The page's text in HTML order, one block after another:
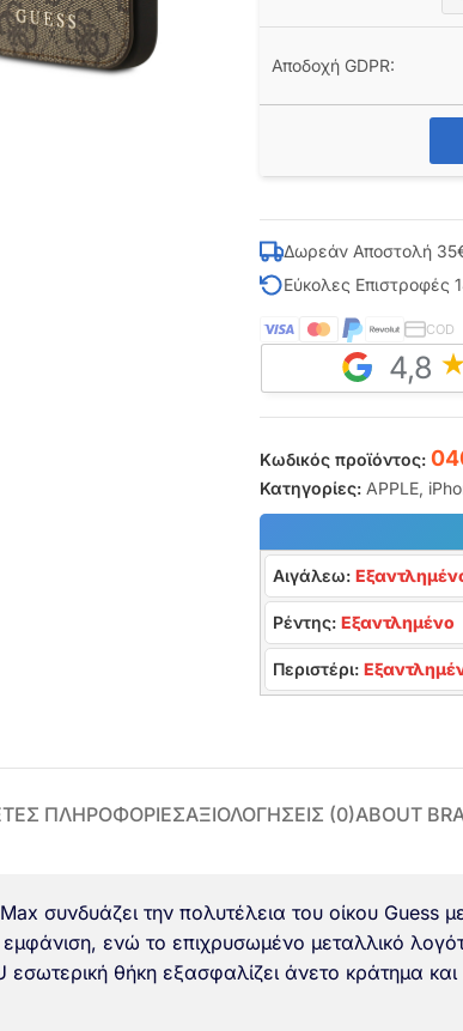
Αποδοχή GDPR:
Δωρεάν Αποστολή
Εύκολες Επιστροφές
COD
4,8
Κωδικός προϊόντος:
Κατηγορίες: APPLE,
Αιγάλεω:
Ρέντης: Εξαντλημένο
Περιστέρι:
ΠΛΗΡΟΦΟΡΊΕΣΑΞΙΟΛΟΓΉΣΕΙΣ (0)ABOUT
συνδυάζει την πολυτέλεια του οίκου Guess
ενώ το επιχρυσωμένο μεταλλικό
θήκη εξασφαλίζει άνετο κράτημα και